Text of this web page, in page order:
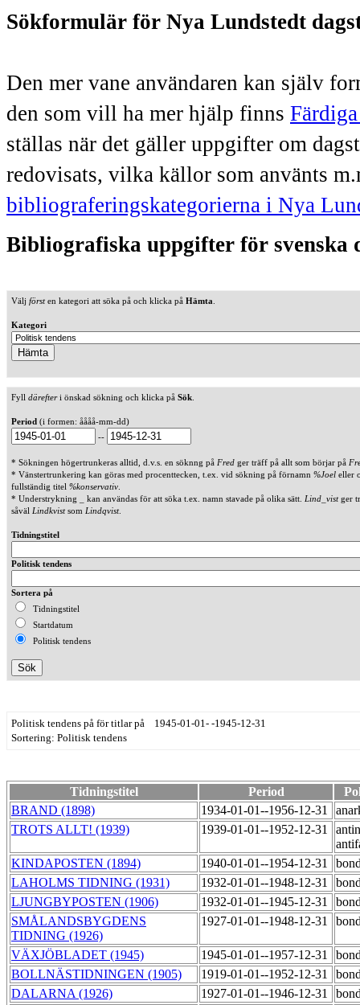
Sökformulär för Nya Lundstedt
Den mer vane användaren kan själv
den som vill ha mer hjälp finns
ställas när det gäller uppgifter om
redovisats, vilka källor som använts
bibliograferingskategorierna i Nya
Bibliografiska uppgifter för svenska
Välj försten kategori att söka på och klicka på Hämta
Kategori
Fyll därefteri önskad sökning och klicka på Sök
Period (i formen: åååå-mm-dd)
--
* Sökningen högertrunkeras alltid, d.v.s. en söknng på Fred ger träff på allt som börjar på
* Vänstertrunkering kan göras med procenttecken, t.ex. vid sökning på förnamn %Joel eller
fullständig titel %konservativ
* Understrykning _ kan användas för att söka t.ex. namn stavade på olika sätt. Lind_vistger
såväl Lindkvistsom Lindqvist.
Tidningstitel
Politisk tendens
Sortera på
Tidningstitel
Startdatum
Politisk tendens
Politisk tendens på för titlar på 1945-01-01- -1945-12-31
Sortering: Politisk tendens
Tidningstitel Period
BRAND (1898)
1934-01-01--1956-12-31
TROTS ALLT! (1939)
1939-01-01--1952-12-31
KINDAPOSTEN (1894)
1940-01-01--1954-12-31
LAHOLMS TIDNING (1931)
1932-01-01--1948-12-31
LJUNGBYPOSTEN (1906)
1932-01-01--1945-12-31
SMÅLANDSBYGDENS
TIDNING (1926)
1927-01-01--1948-12-31
VÄXJÖBLADET (1945) 1945-01-01--1957-12-31
BOLLNÄSTIDNINGEN (1905)
1919-01-01--1952-12-31
DALARNA (1926)
1927-01-01--1946-12-31